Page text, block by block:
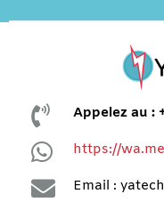
 Appelez au :
 https://
 Email :